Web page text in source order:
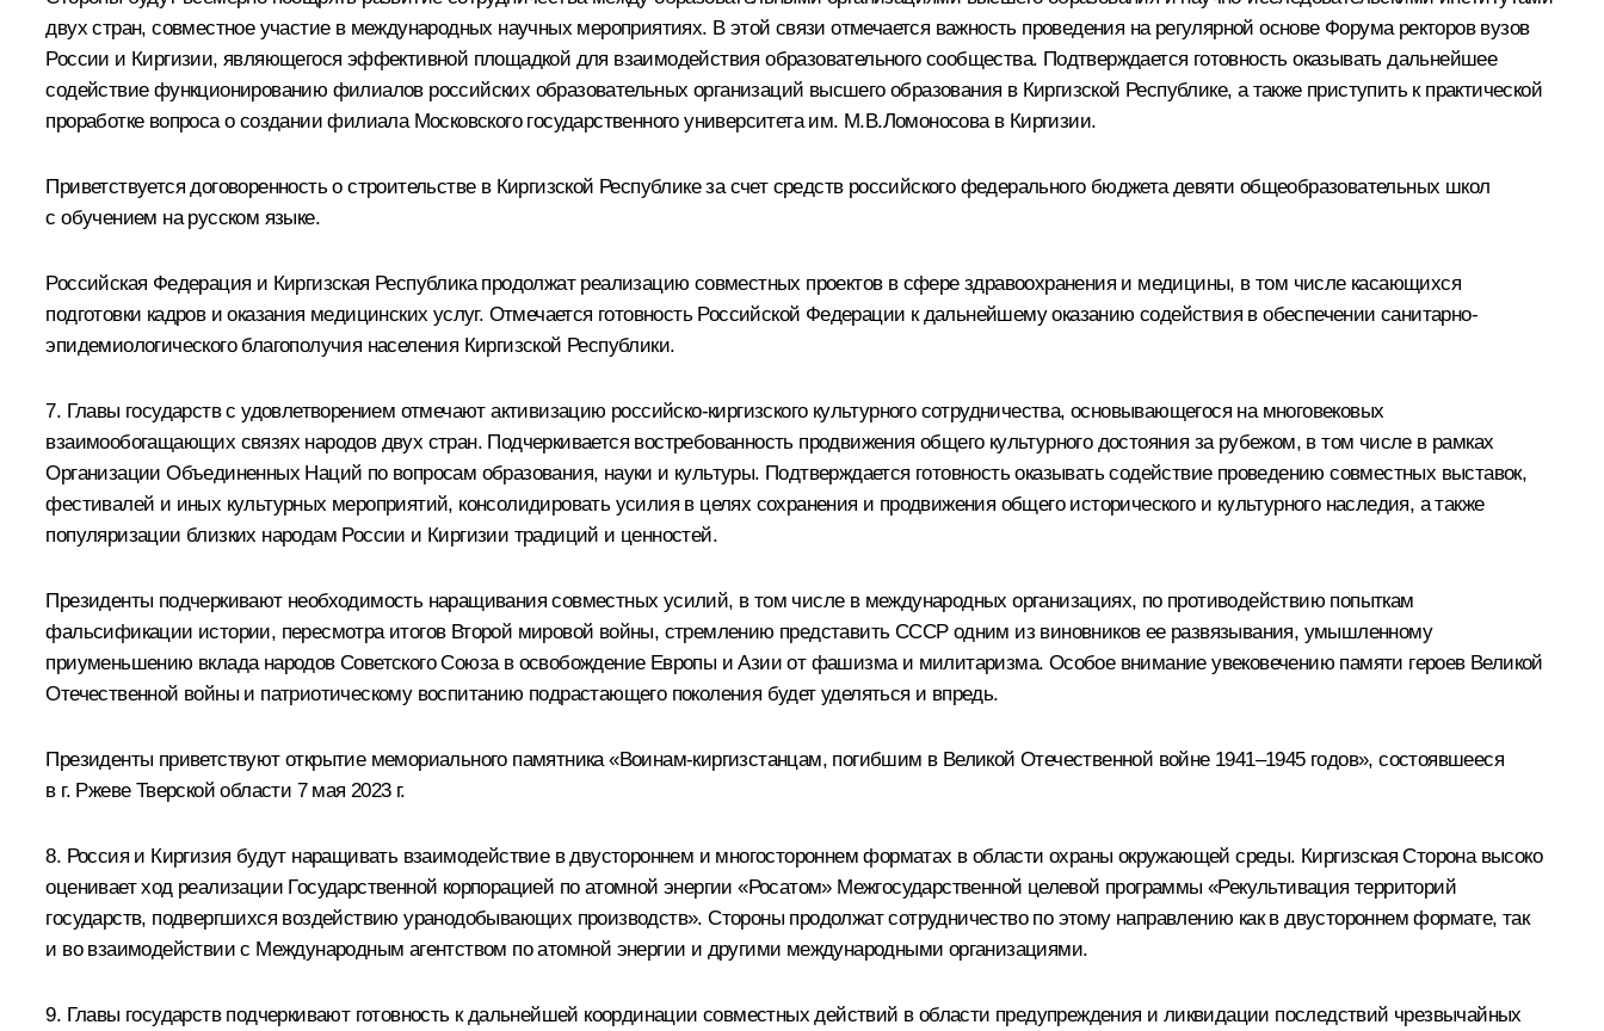
двух стран, совместное участие в международных научных мероприятиях. В этой связи отмечается важность проведения на регулярной основе Форума ректоров вузов
России и Киргизии, являющегося эффективной площадкой для взаимодействия образовательного сообщества. Подтверждается готовность оказывать дальнейшее
содействие функционированию филиалов российских образовательных организаций высшего образования в Киргизской Республике, а также приступить к практической
проработке вопроса о создании филиала Московского государственного университета им. М.В.Ломоносова в Киргизии.
Приветствуется договоренность о строительстве в Киргизской Республике за счет средств российского федерального бюджета девяти общеобразовательных школ
с обучением на русском языке.
Российская Федерация и Киргизская Республика продолжат реализацию совместных проектов в сфере здравоохранения и медицины, в том числе касающихся
подготовки кадров и оказания медицинских услуг. Отмечается готовность Российской Федерации к дальнейшему оказанию содействия в обеспечении санитарно-
эпидемиологического благополучия населения Киргизской Республики.
7. Главы государств с удовлетворением отмечают активизацию российско-киргизского культурного сотрудничества, основывающегося на многовековых
взаимообогащающих связях народов двух стран. Подчеркивается востребованность продвижения общего культурного достояния за рубежом, в том числе в рамках
Организации Объединенных Наций по вопросам образования, науки и культуры. Подтверждается готовность оказывать содействие проведению совместных выставок,
фестивалей и иных культурных мероприятий, консолидировать усилия в целях сохранения и продвижения общего исторического и культурного наследия, а также
популяризации близких народам России и Киргизии традиций и ценностей.
Президенты подчеркивают необходимость наращивания совместных усилий, в том числе в международных организациях, по противодействию попыткам
фальсификации истории, пересмотра итогов Второй мировой войны, стремлению представить СССР одним из виновников ее развязывания, умышленному
приуменьшению вклада народов Советского Союза в освобождение Европы и Азии от фашизма и милитаризма. Особое внимание увековечению памяти героев Великой
Отечественной войны и патриотическому воспитанию подрастающего поколения будет уделяться и впредь.
Президенты приветствуют открытие мемориального памятника «Воинам-киргизстанцам, погибшим в Великой Отечественной войне 1941–1945 годов», состоявшееся
в г. Ржеве Тверской области 7 мая 2023 г.
8. Россия и Киргизия будут наращивать взаимодействие в двустороннем и многостороннем форматах в области охраны окружающей среды. Киргизская Сторона высоко
оценивает ход реализации Государственной корпорацией по атомной энергии «Росатом» Межгосударственной целевой программы «Рекультивация территорий
государств, подвергшихся воздействию уранодобывающих производств». Стороны продолжат сотрудничество по этому направлению как в двустороннем формате, так
и во взаимодействии с Международным агентством по атомной энергии и другими международными организациями.
9. Главы государств подчеркивают готовность к дальнейшей координации совместных действий в области предупреждения и ликвидации последствий чрезвычайных